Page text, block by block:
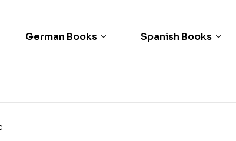
German Books Spanish Books